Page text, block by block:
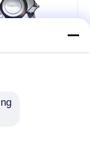
Yamaha